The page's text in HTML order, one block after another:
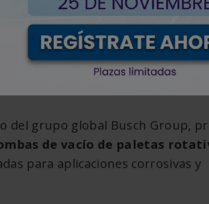
del grupo global Busch Group,
de vacío de paletas
para aplicaciones corrosivas y